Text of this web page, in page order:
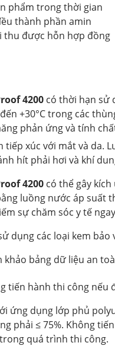
phẩm trong thời gian
thành phần amin
thu được hỗn hợp đồng
4200 có thời hạn sử
đến +30°C trong các
phản ứng và tính
tiếp xúc với mắt và da.
hít phải hơi và khí
4200 có thể gây
luồng nước áp suất
sự chăm sóc y tế
dụng các loại kem
khảo bảng dữ liệu an
tiến hành thi công nếu
ứng dụng lớp phủ
phải ≤ 75%. Không
trong quá trình thi công.